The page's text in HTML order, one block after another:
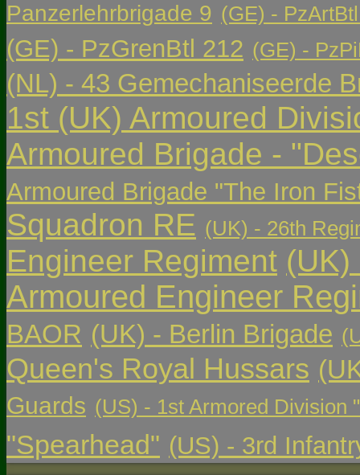
Panzerlehrbrigade 9 (GE) -
(GE) - PzGrenBtl 212 (GE) -
(NL) - 43 Gemechaniseerde
1st (UK) Armoured
Armoured Brigade -
Armoured Brigade "The Iron
Squadron RE (UK) - 26th
Engineer Regiment
Armoured Engineer
BAOR (UK) - Berlin Brigade
Queen's Royal Hussars
Guards (US) - 1st Armored Division
"Spearhead" (US) - 3rd